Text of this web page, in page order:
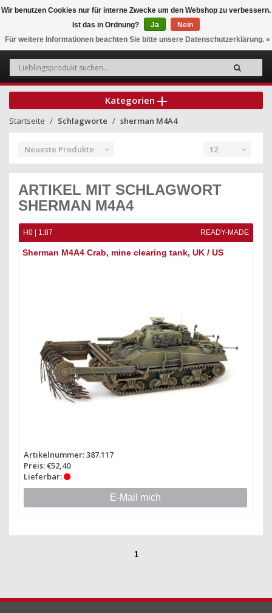
0
Kategorien
Startseite Schlagworte sherman M4A4
Neueste Produkte 12
ARTIKEL MIT SCHLAGWORT
SHERMAN M4A4
H0 | 1:87 READY-MADE
Sherman M4A4 Crab, mine clearing tank, UK / US
Artikelnummer: 387.117
Preis: €52,40
Lieferbar:
E-Mail mich
1
Wir benutzen Cookies nur für interne Zwecke um den Webshop zu verbessern.
Ist das in Ordnung?
Ja
Nein
Für weitere Informationen beachten Sie bitte unsere Datenschutzerklärung. »